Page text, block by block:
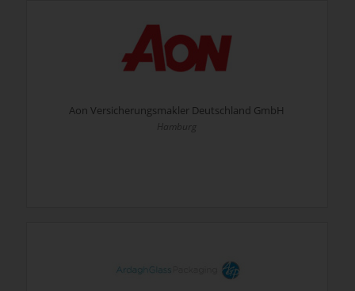
Aon Versicherungsmakler Deutschland GmbH
Hamburg